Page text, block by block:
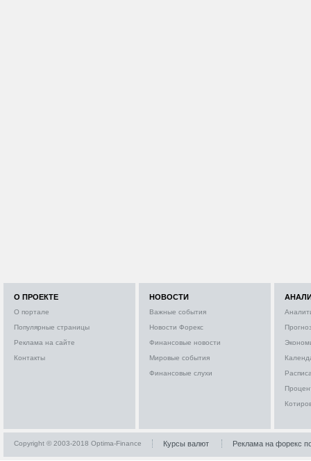
О ПРОЕКТЕ
О портале
Популярные страницы
Реклама на сайте
Контакты
НОВОСТИ
Важные события
Новости Форекс
Финансовые новости
Мировые события
Финансовые слухи
Copyright © 2003-2018 Optima-Finance Курсы валют Реклама на форекс